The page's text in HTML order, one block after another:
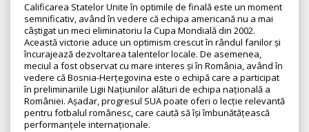
Calificarea Statelor Unite în optimile de finală este un moment
semnificativ, având în vedere că echipa americană nu a mai
câștigat un meci eliminatoriu la Cupa Mondială din 2002.
Această victorie aduce un optimism crescut în rândul fanilor și
încurajează dezvoltarea talentelor locale. De asemenea,
meciul a fost observat cu mare interes și în România, având în
vedere că Bosnia-Herțegovina este o echipă care a participat
în preliminariile Ligii Națiunilor alături de echipa națională a
României. Așadar, progresul SUA poate oferi o lecție relevantă
pentru fotbalul românesc, care caută să își îmbunătățească
performanțele internaționale.